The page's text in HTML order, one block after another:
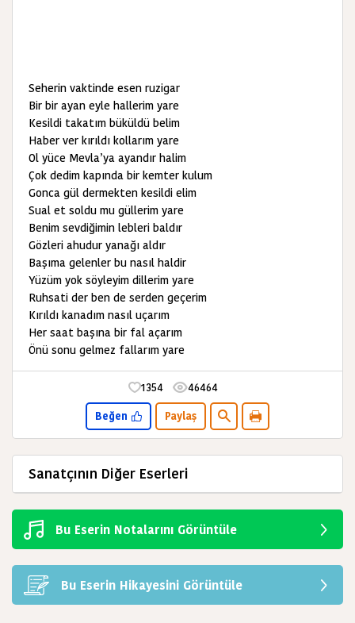
Seherin vaktinde esen ruzigar
Bir bir ayan eyle hallerim yare
Kesildi takatım büküldü belim
Haber ver kırıldı kollarım yare
Ol yüce Mevla’ya ayandır halim
Çok dedim kapında bir kemter kulum
Gonca gül dermekten kesildi elim
Sual et soldu mu güllerim yare
Benim sevdiğimin lebleri baldır
Gözleri ahudur yanağı aldır
Başıma gelenler bu nasıl haldir
Yüzüm yok söyleyim dillerim yare
Ruhsati der ben de serden geçerim
Kırıldı kanadım nasıl uçarım
Her saat başına bir fal açarım
Önü sonu gelmez fallarım yare
1354 46464
Beğen Paylaş
Sanatçının Diğer Eserleri
Bu Eserin Notalarını Görüntüle
Bu Eserin Hikayesini Görüntüle